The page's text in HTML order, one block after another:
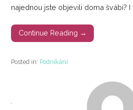
najednou jste objevili doma švábi? I
Continue Reading →
Posted in: Podnikání